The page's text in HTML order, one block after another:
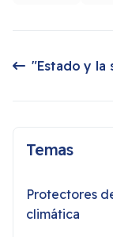
Temas
Protectores
climática